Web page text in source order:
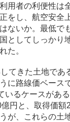
用者の利便性は
をし、航空安全
ないか。最低で
としてしっかり
た。
てきた土地であ
に路線価ベース
いるケースがあ
円と、取得価額
が、これらの土